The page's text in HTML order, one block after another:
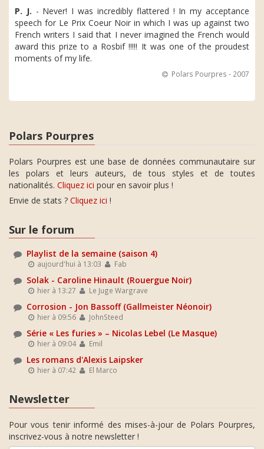
P. J. - Never! I was incredibly flattered ! In my acceptance
speech for Le Prix Coeur Noir in which I was up against two
French writers I said that I never imagined the French would
award this prize to a Rosbif !!!!! It was one of the proudest
moments of my life.
Polars Pourpres - 2007
Polars Pourpres
Polars Pourpres est une base de données communautaire sur
les polars et leurs auteurs, de tous styles et de toutes
nationalités. Cliquez ici pour en savoir plus !
Envie de stats ? Cliquez ici !
Sur le forum
Playlist de la semaine (saison 4)
aujourd'hui à 13:03 Fab
Solak - Caroline Hinault (Rouergue Noir)
hier à 13:27 Le Juge Wargrave
Corrosion - Jon Bassoff (Gallmeister Néonoir)
hier à 09:56 JohnSteed
Série « Les furies » – Nicolas Lebel (Le Masque)
hier à 09:04 Emil
Les romans d'Alexis Laipsker
hier à 07:42 El Marco
Newsletter
Pour vous tenir informé des mises-à-jour de Polars Pourpres,
inscrivez-vous à notre newsletter !